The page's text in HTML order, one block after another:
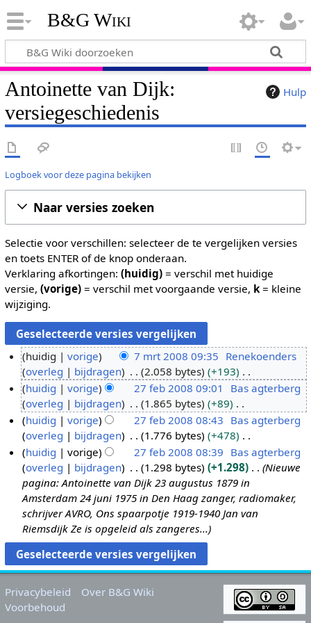
B&G Wiki
Hulp
Antoinette van Dijk:
versiegeschiedenis
Logboek voor deze pagina bekijken
Naar versies zoeken
Selectie voor verschillen: selecteer de te vergelijken versies
en toets ENTER of de knop onderaan.
Verklaring afkortingen: (huidig)= verschil met huidige
versie, (vorige)= verschil met voorgaande versie, k= kleine
wijziging.
m
0
huidig vorige 7 mrt 2008 09:35 Renekoenders
overleg
bijdragen 2.058 bytes
+193
G
e
e
n
b
e
w
e
r
k
i
n
g
s
a
7
e
huidig vorige 27 feb 2008 09:01
Bas agterberg
overleg
bijdragen 1.865 bytes
+89
G
e
e
n
b
e
w
e
r
k
i
huidig vorige 27 feb 2008 08:43 Bas agterberg
overleg
bijdragen 1.776 bytes
+478
G
e
e
n
b
e
w
e
r
k
i
huidig vorige 27 feb 2008 08:39 Bas agterberg
overleg
bijdragen 1.298 bytes +1.298
Nieuwe
pagina: Antoinette van Dijk 23 augustus 1879 in
Amsterdam 24 juni 1975 in Den Haag zanger, radiomaker,
schrijver AVRO, Ons spaarpotje 1919-1940 Jan van
Riemsdijk Ze is opgeleid als zangeres...
Privacybeleid
Over B&G Wiki
Voorbehoud